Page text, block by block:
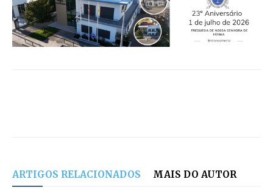
ARTIGOS RELACIONADOS MAIS DO AUTOR